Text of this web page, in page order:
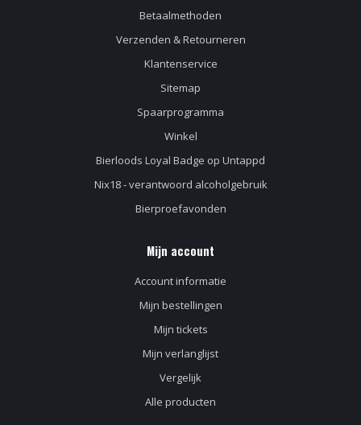
Betaalmethoden
Verzenden & Retourneren
Klantenservice
Sitemap
Spaarprogramma
Winkel
Bierloods Loyal Badge op Untappd
Nix18 - verantwoord alcoholgebruik
Bierproefavonden
Mijn account
Account informatie
Mijn bestellingen
Mijn tickets
Mijn verlanglijst
Vergelijk
Alle producten